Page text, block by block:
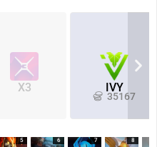
X3 IVY
35167
5 6 7 8